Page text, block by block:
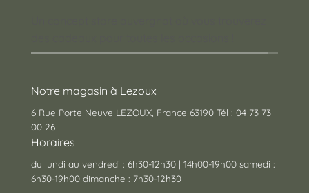
Notre magasin à Lezoux
6 Rue Porte Neuve LEZOUX, France 63190 Tél : 04 73 73
00 26
Horaires
du lundi au vendredi : 6h30-12h30 | 14h00-19h00 samedi :
6h30-19h00 dimanche : 7h30-12h30